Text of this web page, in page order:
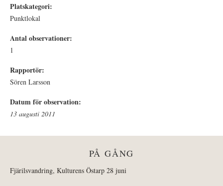
Platskategori:
Punktlokal
Antal observationer:
1
Rapportör:
Sören Larsson
Datum för observation:
13 augusti 2011
PÅ GÅNG
Fjärilsvandring, Kulturens Östarp 28 juni